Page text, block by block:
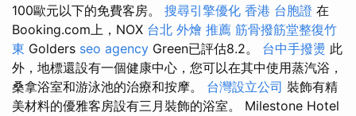
100歐元以下的免費客房。 搜尋引擎優化 香港 台胞證 在
Booking.com上，NOX 台北 外燴 推薦 筋骨撥筋堂整復竹
東 Golders seo agency Green已評估8.2。 台中手撥燙 此
外，地標還設有一個健康中心，您可以在其中使用蒸汽浴，
桑拿浴室和游泳池的治療和按摩。 台灣設立公司 裝飾有精
美材料的優雅客房設有三月裝飾的浴室。 Milestone Hotel